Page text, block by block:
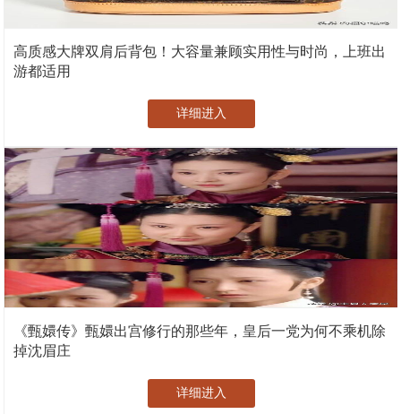
高质感大牌双肩后背包！大容量兼顾实用性与时尚，上班出
游都适用
详细进入
《甄嬛传》甄嬛出宫修行的那些年，皇后一党为何不乘机除
掉沈眉庄
详细进入